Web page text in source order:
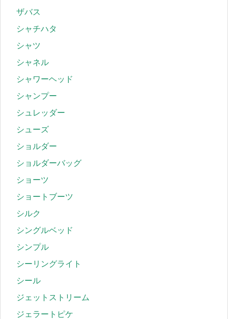
ザバス
シャチハタ
シャツ
シャネル
シャワーヘッド
シャンプー
シュレッダー
シューズ
ショルダー
ショルダーバッグ
ショーツ
ショートブーツ
シルク
シングルベッド
シンプル
シーリングライト
シール
ジェットストリーム
ジェラートピケ